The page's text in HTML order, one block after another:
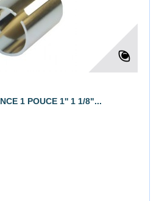
1 POUCE 1'' 1 1/8"...